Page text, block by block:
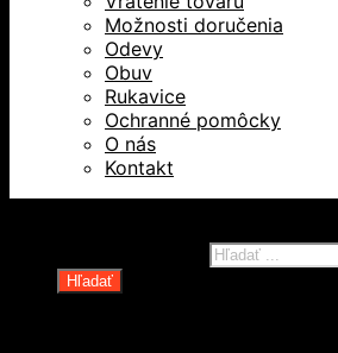
Možnosti doručenia
Odevy
Obuv
Rukavice
Ochranné pomôcky
O nás
Kontakt
Hľadať